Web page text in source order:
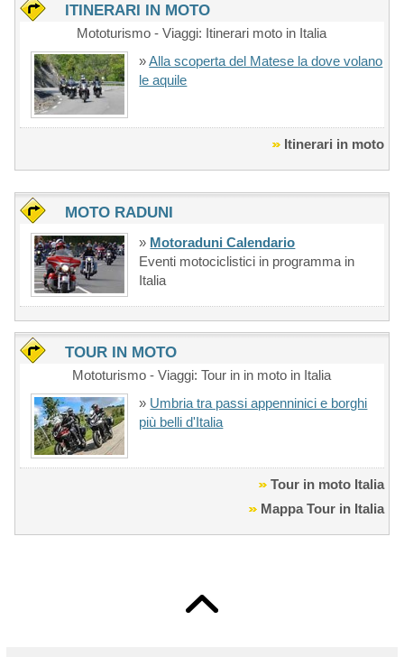
ITINERARI IN MOTO
Mototurismo - Viaggi: Itinerari moto in Italia
»Alla scoperta del Matese la dove volano
le aquile
Itinerari in moto
MOTO RADUNI
» Motoraduni Calendario
Eventi motociclistici in programma in
Italia
TOUR IN MOTO
Mototurismo - Viaggi: Tour in in moto in Italia
» Umbria tra passi appenninici e borghi
più belli d'Italia
Tour in moto Italia
Mappa Tour in Italia